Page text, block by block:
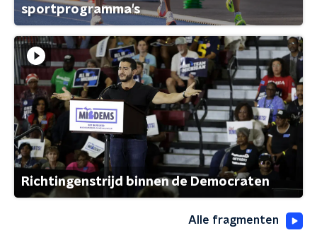
sportprogramma's
Richtingenstrijd binnen de Democraten
Alle fragmenten